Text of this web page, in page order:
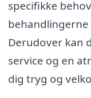
specifikke
Derudover kan
service og en
dig tryg og